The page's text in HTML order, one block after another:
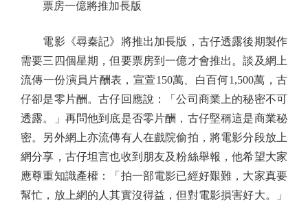
票房一億將推加長版
電影《尋秦記》將推出加長版，古仔透露後期製作
需要三四個星期，但要票房到一億才會推出。談及網上
流傳一份演員片酬表，宣萱150萬、白百何1,500萬，古
仔卻是零片酬。古仔回應說：「公司商業上的秘密不可
透露。」再問他到底是否零片酬，古仔堅稱這是商業秘
密。另外網上亦流傳有人在戲院偷拍，將電影分段放上
網分享，古仔坦言也收到朋友及粉絲舉報，他希望大家
應尊重知識產權：「拍一部電影已經好艱難，大家真要
幫忙，放上網的人其實沒得益，但對電影損害好大。」